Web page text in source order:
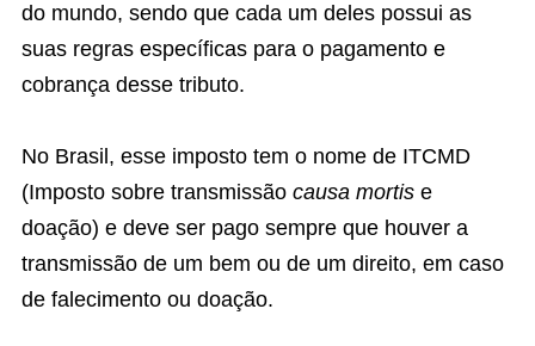
do mundo, sendo que cada um deles possui as
suas regras específicas para o pagamento e
cobrança desse tributo.
No Brasil, esse imposto tem o nome de ITCMD
(Imposto sobre transmissão causa mortis e
doação) e deve ser pago sempre que houver a
transmissão de um bem ou de um direito, em caso
de falecimento ou doação.